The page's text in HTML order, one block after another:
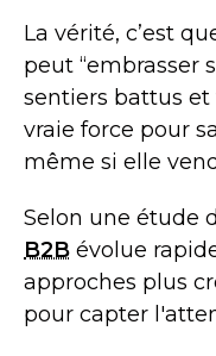
La vérité, c’est
peut “embrasser
sentiers battus
vraie force pour
même si elle
Selon une étude
B2B évolue
approches plus
pour capter